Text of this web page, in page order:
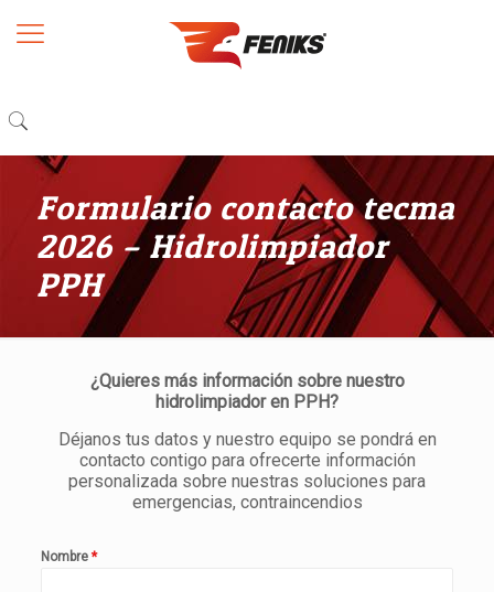
Formulario contacto tecma
2026 – Hidrolimpiador
PPH
¿Quieres más información sobre nuestro
hidrolimpiador en PPH?
Déjanos tus datos y nuestro equipo se pondrá en
contacto contigo para ofrecerte información
personalizada sobre nuestras soluciones para
emergencias, contraincendios
Nombre *